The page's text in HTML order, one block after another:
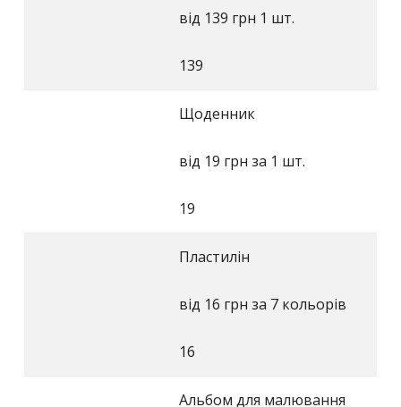
від 139 грн 1 шт.
139
Щоденник
від 19 грн за 1 шт.
19
Пластилін
від 16 грн за 7 кольорів
16
Альбом для малювання